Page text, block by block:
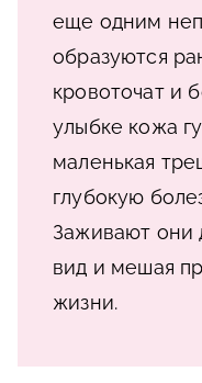
еще одним
образуются
кровоточат и
улыбке кожа
маленькая
глубокую
Заживают они
вид и мешая
жизни.